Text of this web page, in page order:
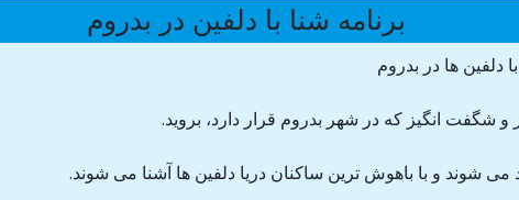
برنامه شنا با دلفین در بدروم
دلفین ها در بدروم
شگفت انگیز که در شهر بدروم قرار دارد، بروید.
می شوند و با باهوش ترین ساکنان دریا دلفین ها آشنا می شوند.